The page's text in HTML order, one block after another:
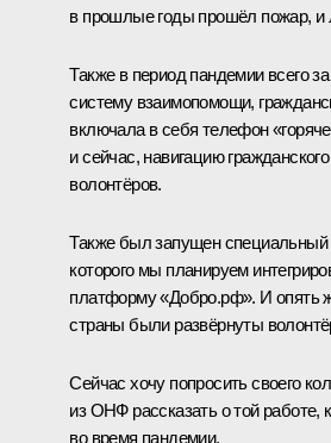
в прошлые годы прошёл пожар, и
Также в период пандемии всего
систему взаимопомощи,
включала в себя телефон
и сейчас, навигацию
волонтёров.
Также был запущен специальный
которого мы планируем
платформу «Добро.рф». И опять
страны были развёрнуты
Сейчас хочу попросить своего
из ОНФ рассказать о той работе,
во время пандемии.